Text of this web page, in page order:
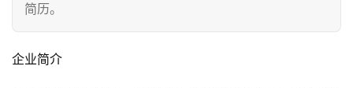
简历。
企业简介